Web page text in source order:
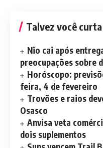
Talvez você curta
Nio cai após
preocupações sobre
Horóscopo:
feira, 4 de fevereiro
Trovões e raios
Osasco
Anvisa veta
dois suplementos